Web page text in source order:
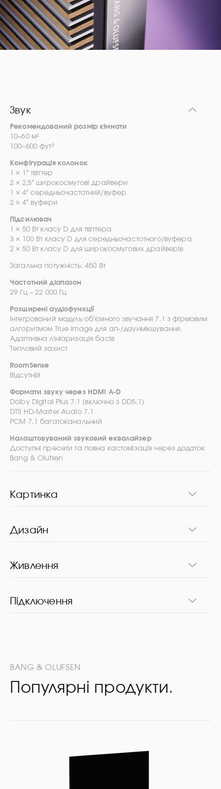
Звук
Рекомендований розмір кімнати
10–60 м²
100–600 фут²
Конфігурація колонок
1 × 1” твіттер
2 × 2,5” широкосмугові драйвери
1 × 4” середньочастотний/вуфер
2 × 4” вуфери
Підсилювач
1 × 50 Вт класу D для твіттера
3 × 100 Вт класу D для середньочастотного/вуфера
2 × 50 Вт класу D для широкосмугових драйверів
Загальна потужність: 450 Вт
Частотний діапазон
29 Гц – 22 000 Гц
Розширені аудіофункції
Інтегрований модуль об’ємного звучання 7.1 з фірмовим
алгоритмом True Image для ап-/даунмікшування.
Адаптивна лініаризація басів
Тепловий захист
RoomSense
Відсутній
Формати звуку через HDMI A-D
Dolby Digital Plus 7.1 (включно з DD5.1)
DTS HD-Master Audio 7.1
PCM 7.1 багатоканальний
Налаштовуваний звуковий еквалайзер
Доступні пресети та повна кастомізація через додаток
Bang & Olufsen
Картинка
Дизайн
Живлення
Підключення
BANG & OLUFSEN
Популярні продукти.